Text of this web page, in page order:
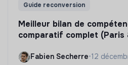
Guide reconversion
Meilleur bilan de
comparatif complet (Paris
Fabien Secherre•12